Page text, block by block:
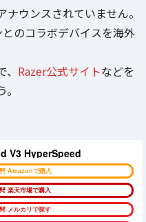
ウンスされていません。
のコラボデバイスを海外
Razer公式サイトなどを
V3 HyperSpeed
Amazonで購入
楽天市場で購入
メルカリで探す